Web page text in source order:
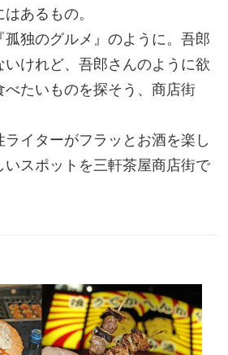
あるもの。
独のグルメ』のように。吾郎
けれど、吾郎さんのように欲
たいものを探そう、商店街
イターがフラッとお酒を楽し
スポットを三軒茶屋商店街で